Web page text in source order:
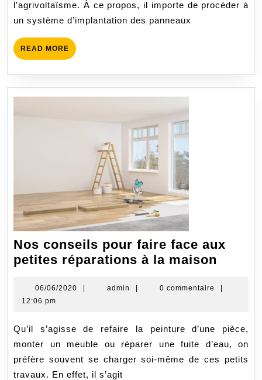
l’agrivoltaïsme. À ce propos, il importe de procéder à
un système d’implantation des panneaux
READ MORE READ
MORE
Nos conseils pour faire face aux
petites réparations à la maison
pour
aux
petites
06/06/2020 06/06/2020
admin admin 0 commentaire
12:06 pm
Qu’il s’agisse de refaire la peinture d’une pièce,
monter un meuble ou réparer une fuite d’eau, on
préfère souvent se charger soi-même de ces petits
travaux. En effet, il s’agit